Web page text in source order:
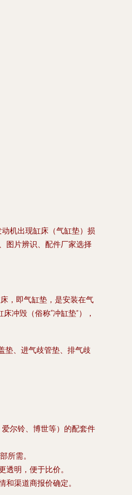
机出现缸床（气缸垫）损
图片辨识、配件厂家选择
，即气缸垫，是安装在气
冲毁（俗称“冲缸垫”），
垫、进气歧管垫、排气歧
尔铃、博世等）的配套件
所需。
明，便于比价。
渠道商报价确定。